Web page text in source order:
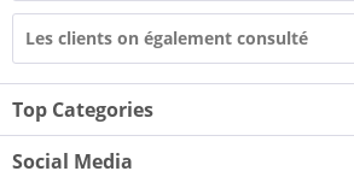
Les clients on également consulté
Top Categories
Social Media